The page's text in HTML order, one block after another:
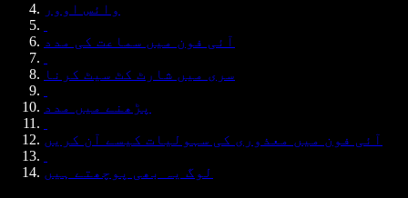
وائس اوور
آئی فون میں سماعت کی مدد
سری میں شارٹ کٹ سیٹ کرنا
پڑھنے میں مدد
آئی فون میں معذوری کی سہولیات کیسے آن کریں
لوگ یہ بھی پوچھتے ہیں